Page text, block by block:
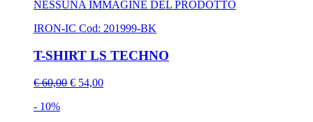
NESSUNA IMMAGINE DEL PRODOTTO
IRON-IC Cod: 201999-BK
T-SHIRT LS TECHNO
€ 60,00 € 54,00
- 10%